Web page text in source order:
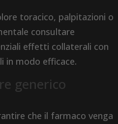
toracico, palpitazioni o
consultare
effetti collaterali con
in modo efficace.
generico
che il farmaco venga